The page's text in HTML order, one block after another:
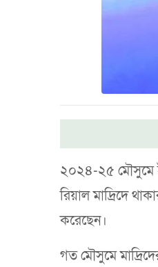
২০২৪-২৫ মৌসুমে
রিয়াল মাদ্রিদে
করেছেন।
গত মৌসুমে